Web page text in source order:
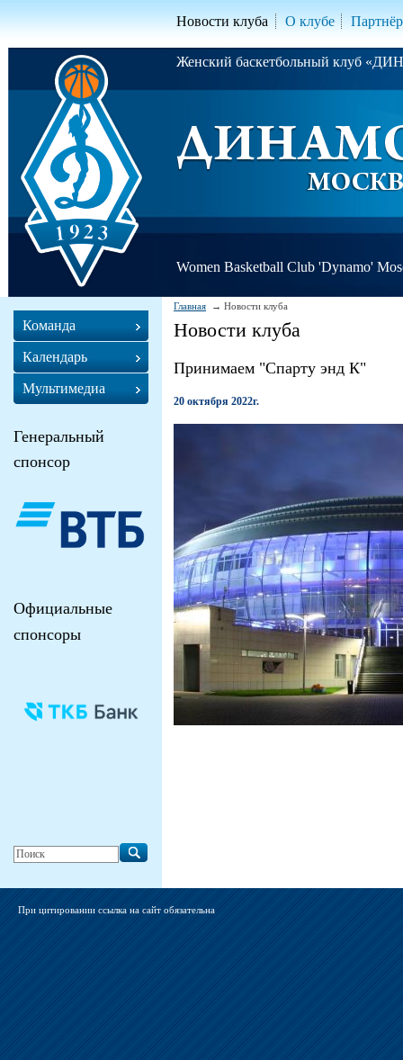
Новости клуба О клубе
Женский баскетбольный клуб
Women Basketball Club 'Dynamo'
Главная Новости клуба
Новости клуба
Принимаем "Спарту энд К"
20 октября 2022г.
Команда
Календарь
Мультимедиа
Генеральный
спонсор
Официальные
спонсоры
При цитировании ссылка на сайт обязательна